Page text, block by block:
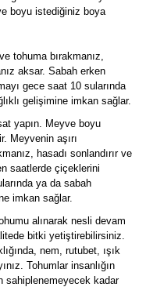
boyu istediğiniz boya
tohuma bırakmanız,
aksar. Sabah erken
gece saat 10 sularında
gelişimine imkan sağlar.
yapın. Meyve boyu
Meyvenin aşırı
hasadı sonlandırır ve
saatlerde çiçeklerini
ya da sabah
imkan sağlar.
alınarak nesli devam
bitki yetiştirebilirsiniz.
nem, rutubet, ışık
Tohumlar insanlığın
sahiplenemeyecek kadar